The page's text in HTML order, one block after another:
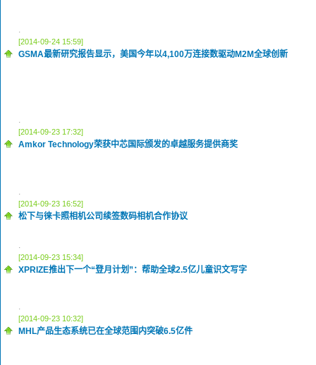
.
[2014-09-24 15:59]
GSMA最新研究报告显示，美国今年以4,100万连接数驱动M2M全球创新
.
[2014-09-23 17:32]
Amkor Technology荣获中芯国际颁发的卓越服务提供商奖
.
[2014-09-23 16:52]
松下与徕卡照相机公司续签数码相机合作协议
.
[2014-09-23 15:34]
XPRIZE推出下一个“登月计划”：帮助全球2.5亿儿童识文写字
.
[2014-09-23 10:32]
MHL产品生态系统已在全球范围内突破6.5亿件